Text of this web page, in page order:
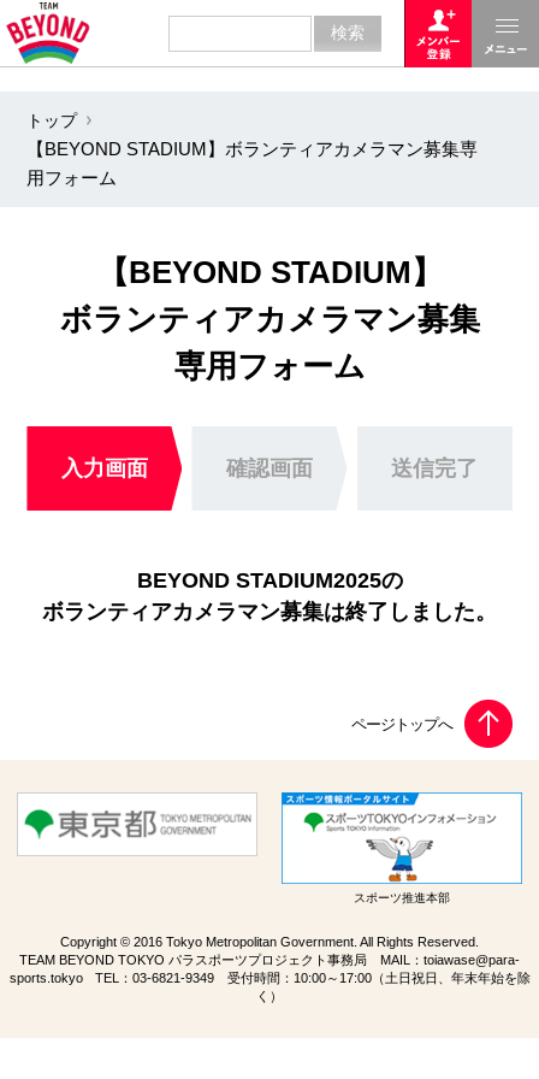
トップ
【BEYOND STADIUM】ボランティアカメラマン募集専
用フォーム
【BEYOND STADIUM】
ボランティアカメラマン募集
専用フォーム
入力画面 確認画面 送信完了
BEYOND STADIUM2025の
ボランティアカメラマン募集は終了しました。
スポーツ推進本部
Copyright © 2016 Tokyo Metropolitan Government. All Rights Reserved.
TEAM BEYOND TOKYO パラスポーツプロジェクト事務局 MAIL： toiawase@para-
sports.tokyoTEL： 03-6821-9349受付時間：10:00～17:00（土日祝日、年末年始を除
く）